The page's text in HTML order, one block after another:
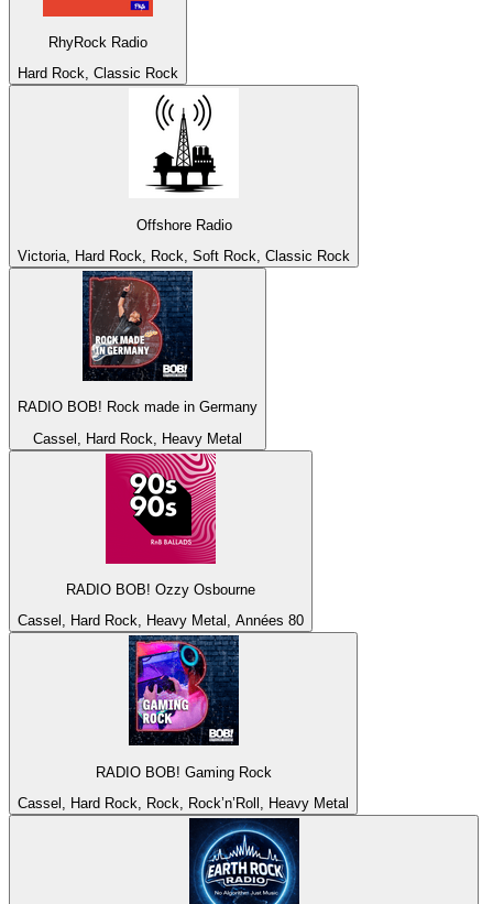
RhyRock Radio
Hard Rock, Classic Rock
Offshore Radio
Victoria, Hard Rock, Rock, Soft Rock, Classic Rock
RADIO BOB! Rock made in Germany
Cassel, Hard Rock, Heavy Metal
RADIO BOB! Ozzy Osbourne
Cassel, Hard Rock, Heavy Metal, Années 80
RADIO BOB! Gaming Rock
Cassel, Hard Rock, Rock, Rock’n’Roll, Heavy Metal